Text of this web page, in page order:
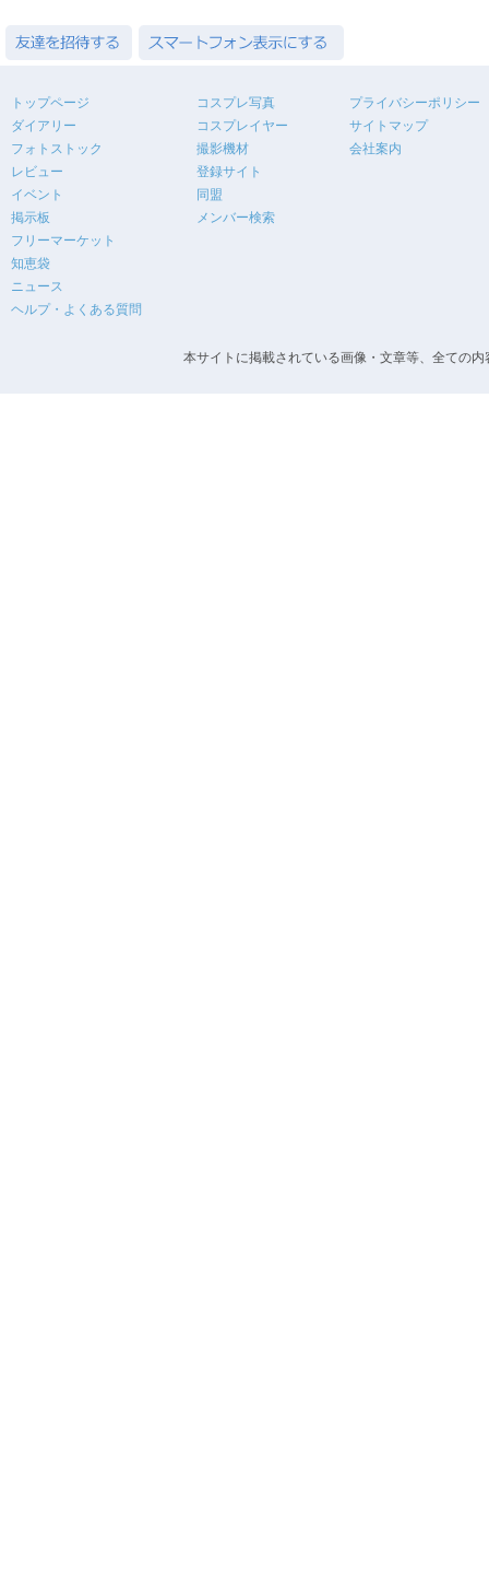
トップページ
ダイアリー
フォトストック
レビュー
イベント
掲示板
フリーマーケット
知恵袋
ニュース
ヘルプ・よくある質問
コスプレ写真
コスプレイヤー
撮影機材
登録サイト
同盟
メンバー検索
プライバシーポリシー
サイトマップ
会社案内
本サイトに掲載されている画像・文章等、全ての